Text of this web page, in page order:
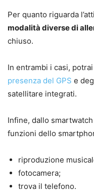
Per quanto riguarda
modalità diverse di
chiuso.
In entrambi i casi,
presenza del GPS e
satellitare integrati.
Infine, dallo
funzioni dello
riproduzione
fotocamera;
trova il telefono.